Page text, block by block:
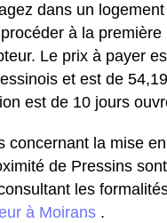
dans un
à la première
Le prix à payer
et est de
est de 10 jours
concernant la mise
de Pressins sont
les
à Moirans .